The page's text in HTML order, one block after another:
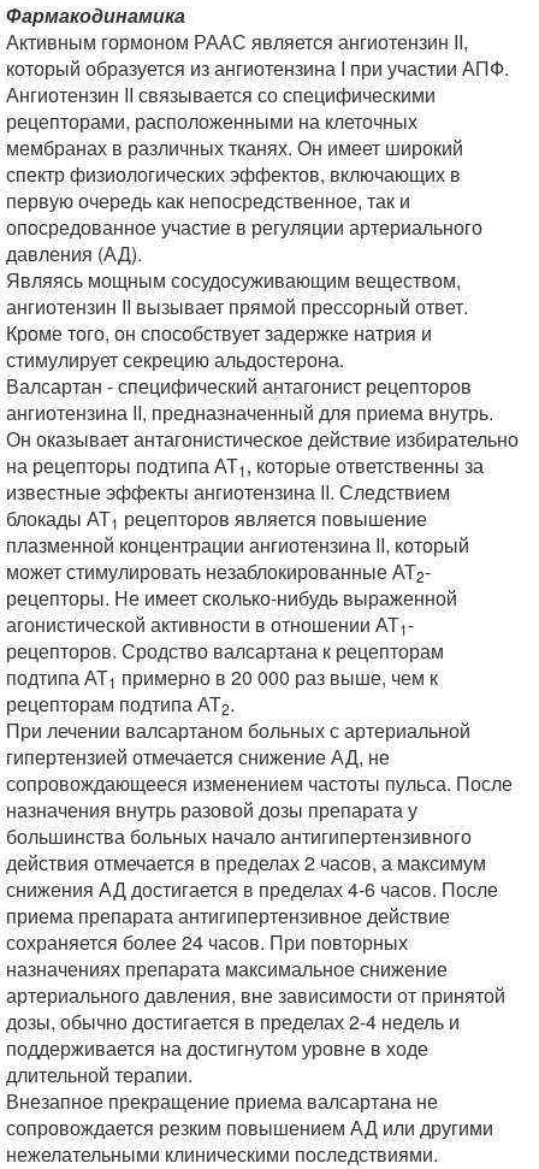
Фармакодинамика
Активным гормоном РААС является ангиотензин II,
который образуется из ангиотензина I при участии АПФ.
Ангиотензин II связывается со специфическими
рецепторами, расположенными на клеточных
мембранах в различных тканях. Он имеет широкий
спектр физиологических эффектов, включающих в
первую очередь как непосредственное, так и
опосредованное участие в регуляции артериального
давления (АД).
Являясь мощным сосудосуживающим веществом,
ангиотензин II вызывает прямой прессорный ответ.
Кроме того, он способствует задержке натрия и
стимулирует секрецию альдостерона.
Валсартан - специфический антагонист рецепторов
ангиотензина II, предназначенный для приема внутрь.
Он оказывает антагонистическое действие избирательно
на рецепторы подтипа АТ1, которые ответственны за
известные эффекты ангиотензина II. Следствием
блокады АТ1 рецепторов является повышение
плазменной концентрации ангиотензина II, который
может стимулировать незаблокированные АТ2-
рецепторы. Не имеет сколько-нибудь выраженной
агонистической активности в отношении АТ1-
рецепторов. Сродство валсартана к рецепторам
подтипа АТ1 примерно в 20 000 раз выше, чем к
рецепторам подтипа АТ2.
При лечении валсартаном больных с артериальной
гипертензией отмечается снижение АД, не
сопровождающееся изменением частоты пульса. После
назначения внутрь разовой дозы препарата у
большинства больных начало антигипертензивного
действия отмечается в пределах 2 часов, а максимум
снижения АД достигается в пределах 4-6 часов. После
приема препарата антигипертензивное действие
сохраняется более 24 часов. При повторных
назначениях препарата максимальное снижение
артериального давления, вне зависимости от принятой
дозы, обычно достигается в пределах 2-4 недель и
поддерживается на достигнутом уровне в ходе
длительной терапии.
Внезапное прекращение приема валсартана не
сопровождается резким повышением АД или другими
нежелательными клиническими последствиями.